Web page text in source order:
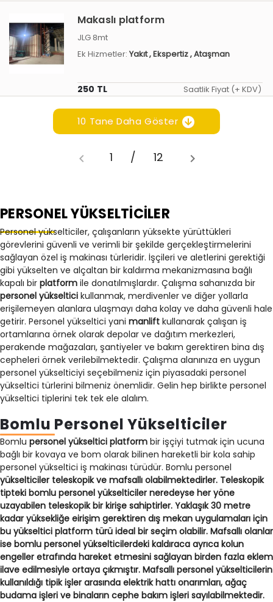
Makaslı platform
JLG 8mt
Ek Hizmetler: Yakıt, Ekspertiz, Ataşman
250 TL Saatlik Fiyat (+ KDV)
10 Tane Daha Göster
1 / 12
PERSONEL YÜKSELTİCİLER
Personel yükselticiler, çalışanların yüksekte yürüttükleri
görevlerini güvenli ve verimli bir şekilde gerçekleştirmelerini
sağlayan özel iş makinası türleridir. İşçileri ve aletlerini gerektiği
gibi yükselten ve alçaltan bir kaldırma mekanizmasına bağlı
kapalı bir platform ile donatılmışlardır. Çalışma sahanızda bir
personel yükseltici kullanmak, merdivenler ve diğer yollarla
erişilemeyen alanlara ulaşmayı daha kolay ve daha güvenli hale
getirir. Personel yükseltici yani manlift kullanarak çalışan iş
ortamlarına örnek olarak depolar ve dağıtım merkezleri,
perakende mağazaları, şantiyeler ve bakım gerektiren bina dış
cepheleri örnek verilebilmektedir. Çalışma alanınıza en uygun
personel yükselticiyi seçebilmeniz için piyasadaki personel
yükseltici türlerini bilmeniz önemlidir. Gelin hep birlikte personel
yükseltici tiplerini tek tek ele alalım.
Bomlu Personel Yükselticiler
Bomlu personel yükseltici platform bir işçiyi tutmak için ucuna
bağlı bir kovaya ve bom olarak bilinen hareketli bir kola sahip
personel yükseltici iş makinası türüdür. Bomlu personel
yükselticiler teleskopik ve mafsallı olabilmektedirler. Teleskopik
tipteki bomlu personel yükselticiler neredeyse her yöne
uzayabilen teleskopik bir kirişe sahiptirler. Yaklaşık 30 metre
kadar yüksekliğe eirişim gerektiren dış mekan uygulamaları için
bu yükseltici platform türü ideal bir seçim olabilir. Mafsallı olanlar
ise bomlu personel yükselticilerdeki kaldıraca ayrıca kolun
engeller etrafında hareket etmesini sağlayan birden fazla eklem
ilave edilmesiyle ortaya çıkmıştır. Mafsallı personel yükselticilerin
kullanıldığı tipik işler arasında elektrik hattı onarımları, ağaç
budama işleri ve binaların cephe bakım işleri sayılabilmektedir.